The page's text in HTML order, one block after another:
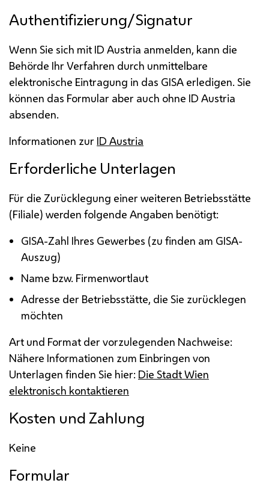
Authentifizierung/Signatur
Wenn Sie sich mit ID Austria anmelden, kann die
Behörde Ihr Verfahren durch unmittelbare
elektronische Eintragung in das GISA erledigen. Sie
können das Formular aber auch ohne ID Austria
absenden.
Informationen zur ID Austria
Erforderliche Unterlagen
Für die Zurücklegung einer weiteren Betriebsstätte
(Filiale) werden folgende Angaben benötigt:
GISA-Zahl Ihres Gewerbes (zu finden am GISA-
Auszug)
Name bzw. Firmenwortlaut
Adresse der Betriebsstätte, die Sie zurücklegen
möchten
Art und Format der vorzulegenden Nachweise:
Nähere Informationen zum Einbringen von
Unterlagen finden Sie hier: Die Stadt Wien
elektronisch kontaktieren
Kosten und Zahlung
Keine
Formular